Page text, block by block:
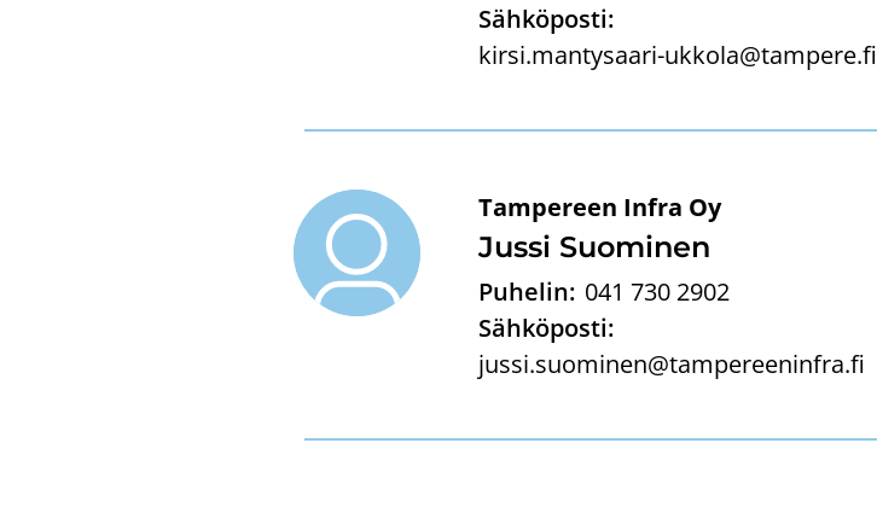
Sähköposti:
kirsi.mantysaari-ukkola@tampere.fi
Jussi Suo­mi­nen
Tampereen Infra Oy
Puhelin: 041 730 2902
Sähköposti:
jussi.suominen@tampereeninfra.fi